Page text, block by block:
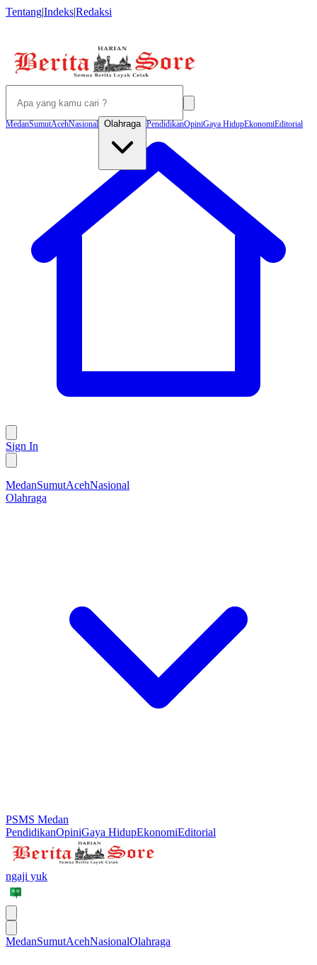
Tentang|Indeks|Redaksi
MedanSumutAcehNasional Olahraga PendidikanOpiniGaya HidupEkonomiEditorial
Sign In
MedanSumutAcehNasional
Olahraga
PSMS Medan
PendidikanOpiniGaya HidupEkonomiEditorial
ngaji yuk
MedanSumutAcehNasionalOlahraga